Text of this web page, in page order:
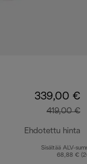
339,00 €
419,00 €
Ehdotettu hinta
Sisältää ALV-
68,88 €